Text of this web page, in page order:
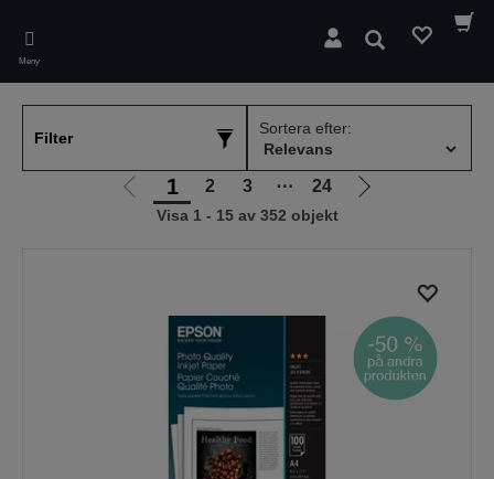
main
content
Meny
Sök
Filter
Sortera efter:
Gå
1 2 3 ⋯ 24
Gå
Visa 1 - 15 av 352 objekt